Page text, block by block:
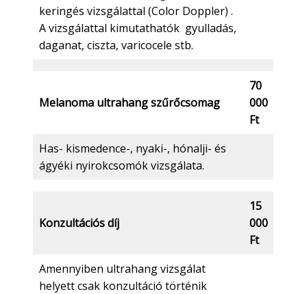
keringés vizsgálattal (Color Doppler) .
A vizsgálattal kimutathatók gyulladás,
daganat, ciszta, varicocele stb.
Melanoma ultrahang szűrőcsomag
70
000
Ft
Has- kismedence-, nyaki-, hónalji- és
ágyéki nyirokcsomók vizsgálata.
Konzultációs díj
15
000
Ft
Amennyiben ultrahang vizsgálat
helyett csak konzultáció történik